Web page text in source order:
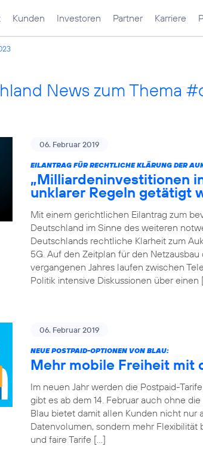
Kunden Investoren Partner Karriere
News zum Thema
06. Februar 2019
EILANTRAG FÜR RECHTLICHE KLÄRUNG DER
„Milliardeninvestitionen
unklarer Regeln getätigt
Mit einem gerichtlichen Eilantrag zum
Deutschland im Sinne des weiteren
Deutschlands rechtliche Klarheit zum
5G. Auf den Zeitplan für den
vergangenen Jahres laufen zwischen
Politik intensive Diskussionen über einen
06. Februar 2019
NEUE POSTPAID-OPTIONEN VON BLAU:
Mehr mobile Freiheit mit
Im neuen Jahr werden die Postpaid-
gibt es ab dem 14. Februar auch ohne
Blau bietet damit allen Kunden nicht nur
Datenvolumen, sondern mehr
und faire Tarife […]